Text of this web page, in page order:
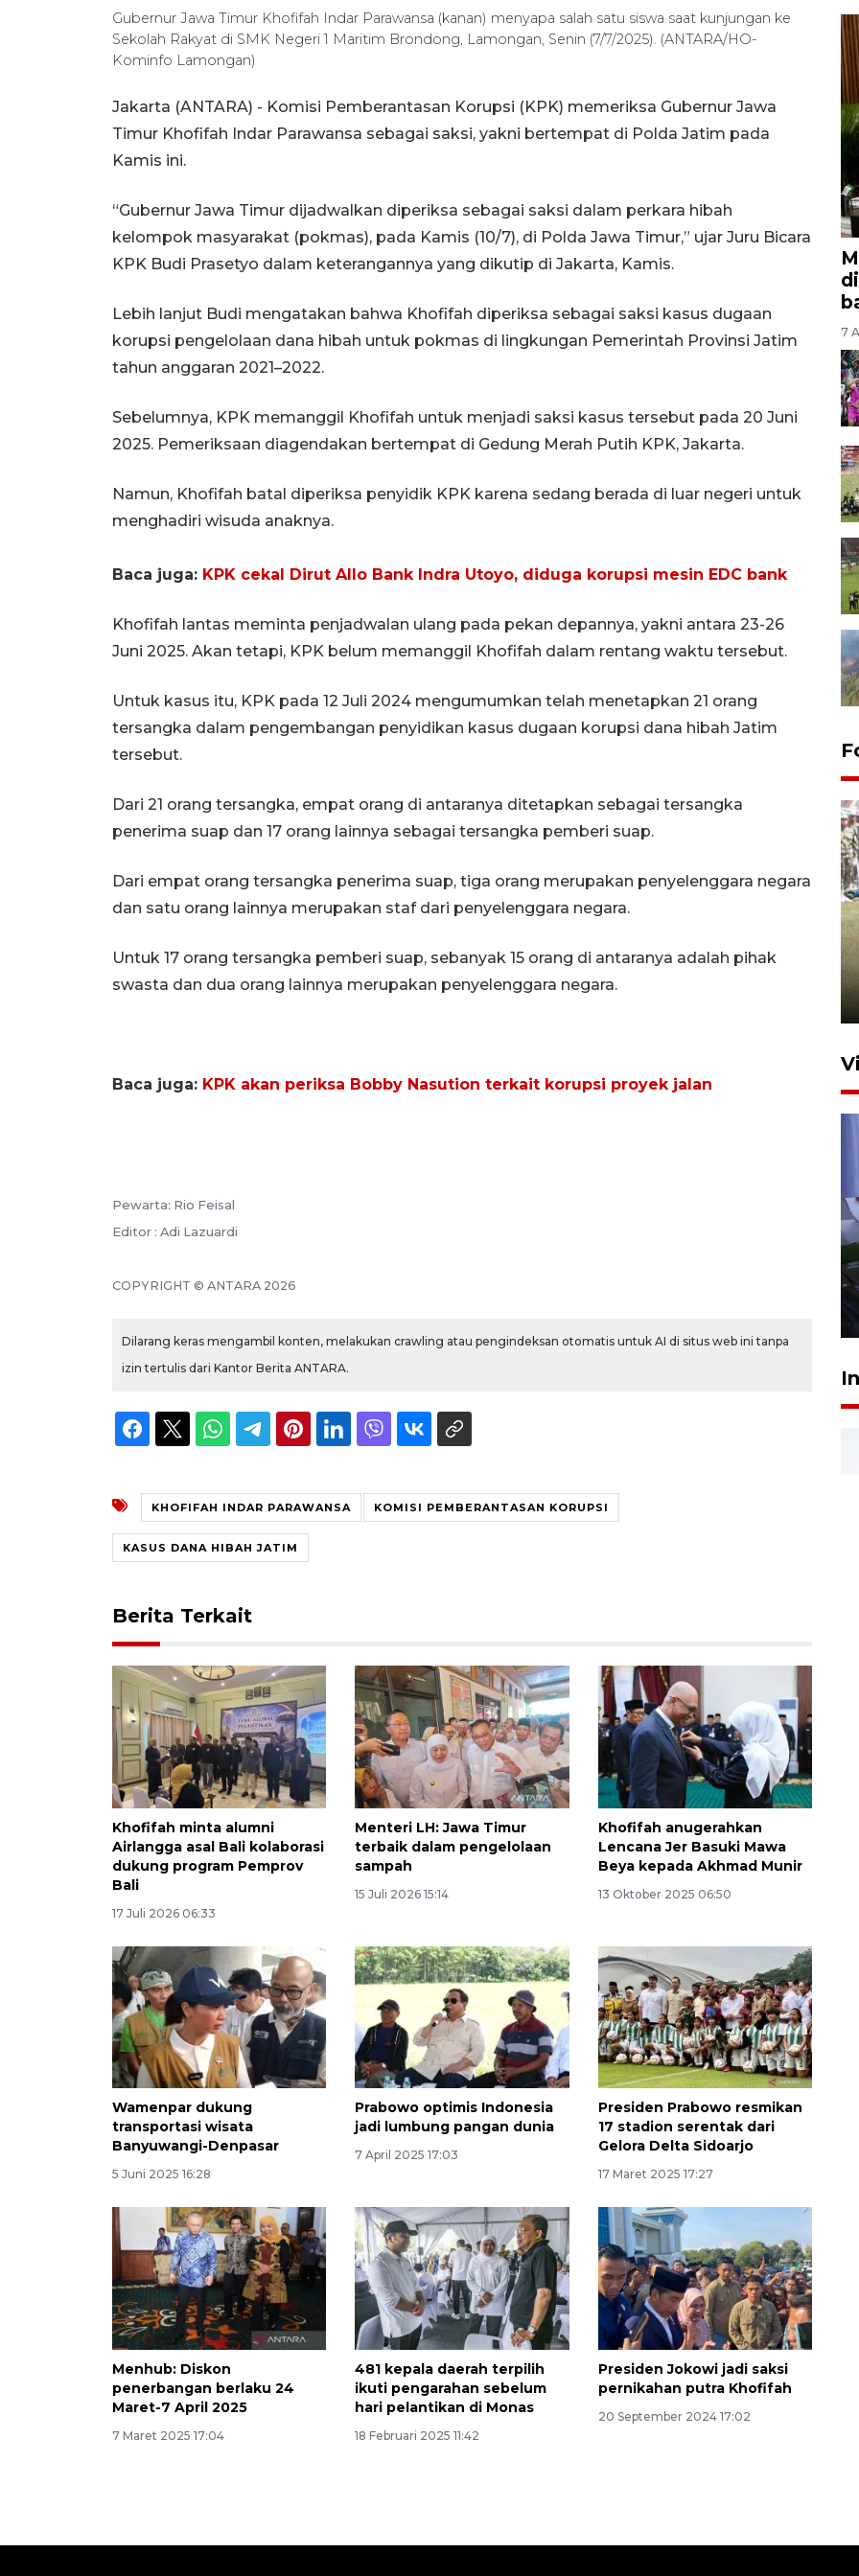
Gubernur Jawa Timur Khofifah Indar Parawansa (kanan) menyapa salah satu siswa saat kunjungan ke
Sekolah Rakyat di SMK Negeri 1 Maritim Brondong, Lamongan, Senin (7/7/2025). (ANTARA/HO-
Kominfo Lamongan)
Jakarta (ANTARA) - Komisi Pemberantasan Korupsi (KPK) memeriksa Gubernur Jawa
Timur Khofifah Indar Parawansa sebagai saksi, yakni bertempat di Polda Jatim pada
Kamis ini.
“Gubernur Jawa Timur dijadwalkan diperiksa sebagai saksi dalam perkara hibah
kelompok masyarakat (pokmas), pada Kamis (10/7), di Polda Jawa Timur,” ujar Juru Bicara
KPK Budi Prasetyo dalam keterangannya yang dikutip di Jakarta, Kamis.
Lebih lanjut Budi mengatakan bahwa Khofifah diperiksa sebagai saksi kasus dugaan
korupsi pengelolaan dana hibah untuk pokmas di lingkungan Pemerintah Provinsi Jatim
tahun anggaran 2021–2022.
Sebelumnya, KPK memanggil Khofifah untuk menjadi saksi kasus tersebut pada 20 Juni
2025. Pemeriksaan diagendakan bertempat di Gedung Merah Putih KPK, Jakarta.
Namun, Khofifah batal diperiksa penyidik KPK karena sedang berada di luar negeri untuk
menghadiri wisuda anaknya.
Baca juga: KPK cekal Dirut Allo Bank Indra Utoyo, diduga korupsi mesin EDC bank
Khofifah lantas meminta penjadwalan ulang pada pekan depannya, yakni antara 23-26
Juni 2025. Akan tetapi, KPK belum memanggil Khofifah dalam rentang waktu tersebut.
Untuk kasus itu, KPK pada 12 Juli 2024 mengumumkan telah menetapkan 21 orang
tersangka dalam pengembangan penyidikan kasus dugaan korupsi dana hibah Jatim
tersebut.
Dari 21 orang tersangka, empat orang di antaranya ditetapkan sebagai tersangka
penerima suap dan 17 orang lainnya sebagai tersangka pemberi suap.
Dari empat orang tersangka penerima suap, tiga orang merupakan penyelenggara negara
dan satu orang lainnya merupakan staf dari penyelenggara negara.
Untuk 17 orang tersangka pemberi suap, sebanyak 15 orang di antaranya adalah pihak
swasta dan dua orang lainnya merupakan penyelenggara negara.
Baca juga: KPK akan periksa Bobby Nasution terkait korupsi proyek jalan
Pewarta: Rio Feisal
Editor : Adi Lazuardi
COPYRIGHT © ANTARA 2026
Dilarang keras mengambil konten, melakukan crawling atau pengindeksan otomatis untuk AI di situs web ini tanpa
izin tertulis dari Kantor Berita ANTARA.
KHOFIFAH INDAR PARAWANSA KOMISI PEMBERANTASAN KORUPSI
KASUS DANA HIBAH JATIM
Berita Terkait
Khofifah minta alumni
Airlangga asal Bali kolaborasi
dukung program Pemprov
Bali
17 Juli 2026 06:33
Menteri LH: Jawa Timur
terbaik dalam pengelolaan
sampah
15 Juli 2026 15:14
Khofifah anugerahkan
Lencana Jer Basuki Mawa
Beya kepada Akhmad Munir
13 Oktober 2025 06:50
Wamenpar dukung
transportasi wisata
Banyuwangi-Denpasar
5 Juni 2025 16:28
Prabowo optimis Indonesia
jadi lumbung pangan dunia
7 April 2025 17:03
Presiden Prabowo resmikan
17 stadion serentak dari
Gelora Delta Sidoarjo
17 Maret 2025 17:27
Menhub: Diskon
penerbangan berlaku 24
Maret-7 April 2025
7 Maret 2025 17:04
481 kepala daerah terpilih
ikuti pengarahan sebelum
hari pelantikan di Monas
18 Februari 2025 11:42
Presiden Jokowi jadi saksi
pernikahan putra Khofifah
20 September 2024 17:02
7
pajak pedagang melalui
aplikasi belanja daring
160 ribu sambungan baru
jaringan gas 2026
2026-08-07 18:00:00